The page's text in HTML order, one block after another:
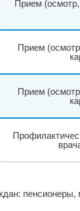
Прием (осмотр,
Прием
Прием